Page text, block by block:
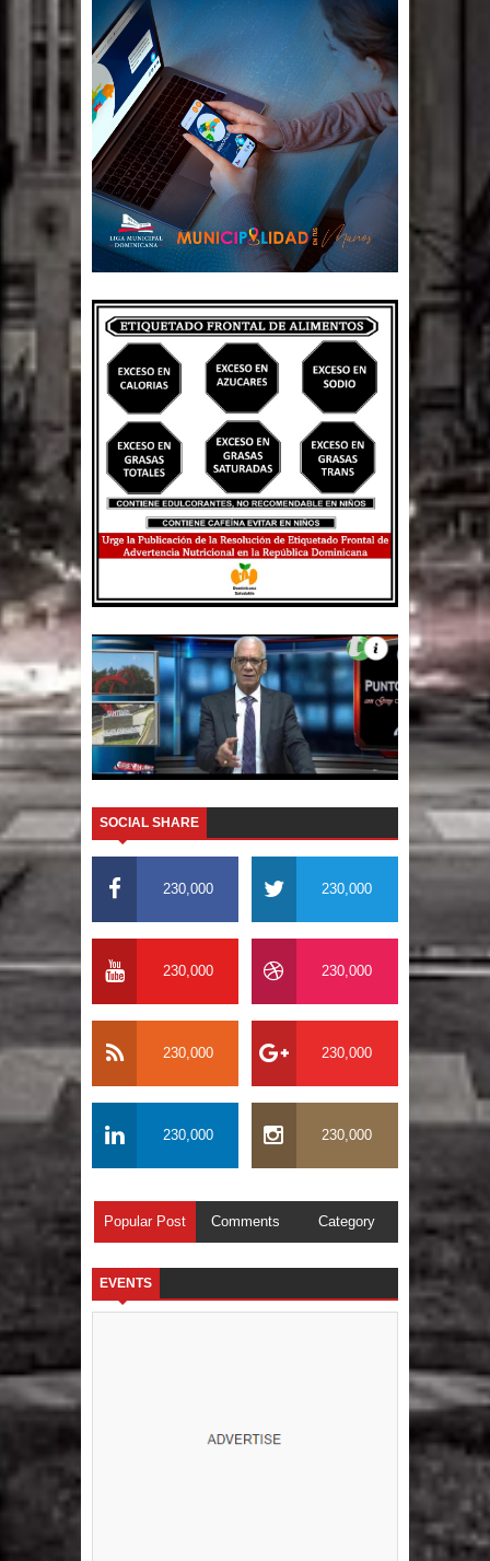
SOCIAL SHARE
230,000 230,000
230,000 230,000
230,000 230,000
230,000 230,000
Popular Post Comments Category
EVENTS